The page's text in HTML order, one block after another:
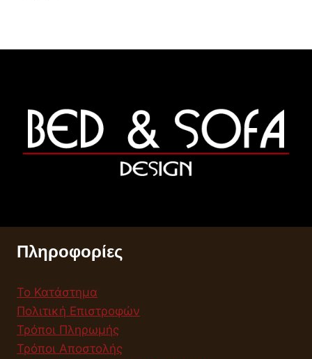
Πληροφορίες
Το Κατάστημα
Πολιτική Επιστροφών
Τρόποι Πληρωμής
Τρόποι Αποστολής